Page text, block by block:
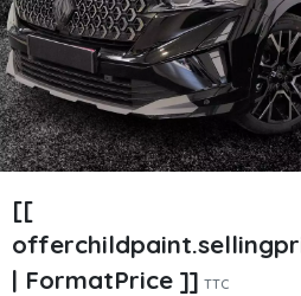
]]
[[
| FormatPrice ]] TTC